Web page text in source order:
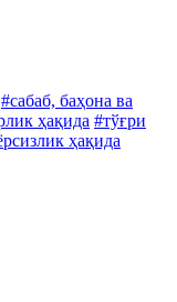
#сабаб, баҳона ва
ҳақида #тўғри
ҳақида